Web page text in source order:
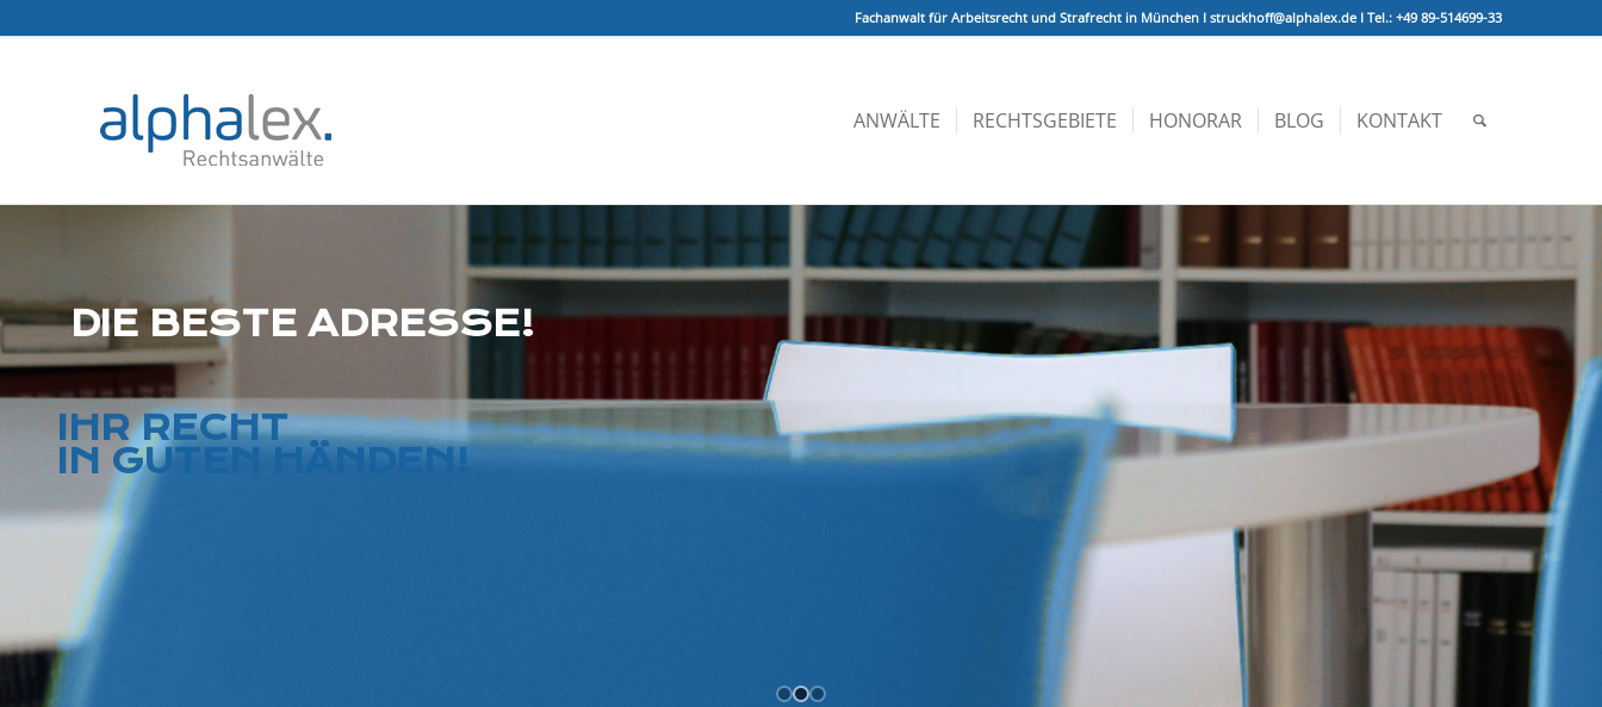
Fachanwalt für Arbeitsrecht und Strafrecht in München I struckhoff@alphalex.de I Tel.: +49 89-514699-33
ANWÄLTE RECHTSGEBIETE HONORAR BLOG KONTAKT
DIE BESTE ADRESSE!